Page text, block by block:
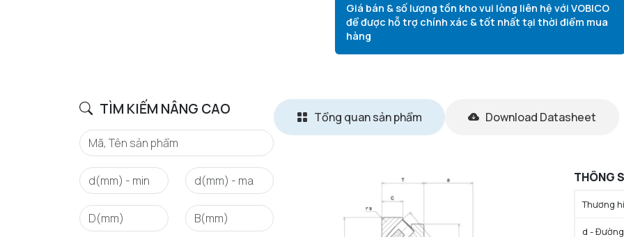
Giá bán & số lượng tồn kho vui lòng liên hệ với VOBICO
để được hỗ trợ chính xác & tốt nhất tại thời điểm mua
hàng
TÌM KIẾM NÂNG CAO Tổng quan sản phẩm Download Datasheet
THÔNG
Thương
d -